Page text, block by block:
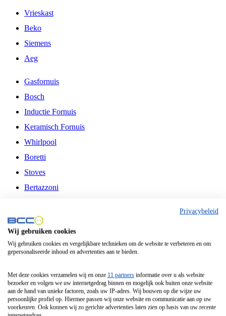
Vrieskast
Beko
Siemens
Aeg
Gasfornuis
Bosch
Inductie Fornuis
Keramisch Fornuis
Whirlpool
Boretti
Stoves
Bertazzoni
Fitelli
Airfryer
Frituurpan
Contactgrill
Broodbakmachine
Broodrooster
Privacybeleid
Wij gebruiken cookies
Wij gebruiken cookies en vergelijkbare technieken om de website te verbeteren en om
gepersonaliseerde inhoud en advertenties aan te bieden.
Met deze cookies verzamelen wij en onze 11 partners informatie over u als website
bezoeker en volgen we uw internetgedrag binnen en mogelijk ook buiten onze website
aan de hand van unieke factoren, zoals uw IP-adres. Wij bouwen op die wijze uw
persoonlijke profiel op. Hiermee passen wij onze website en communicatie aan op uw
voorkeuren. Ook kunnen wij zo gerichte advertenties laten zien op basis van uw recente